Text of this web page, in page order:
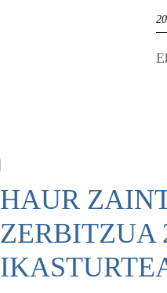
HAUR
ZERBITZUA